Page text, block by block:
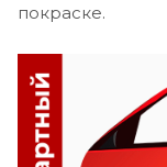
покраске.